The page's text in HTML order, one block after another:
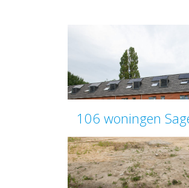
106 woningen